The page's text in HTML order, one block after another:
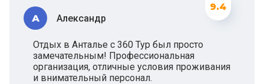
А Александр
9.4
Отдых в Анталье с 360 Тур был просто
замечательным! Профессиональная
организация, отличные условия проживания
и внимательный персонал.